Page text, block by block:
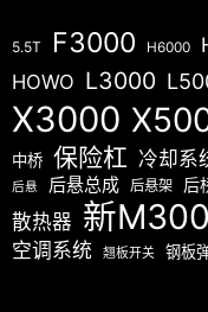
5.5T F3000 H6000
HOWO L3000
X3000
中桥 保险杠 冷却系
后悬 后悬总成 后悬架 后
散热器 新
空调系统 翘板开关 钢板